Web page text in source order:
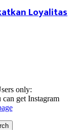
Loyalitas
only:
get Instagram